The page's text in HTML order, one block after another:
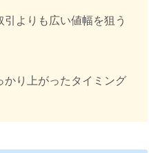
よりも広い値幅を狙う
かり上がったタイミング